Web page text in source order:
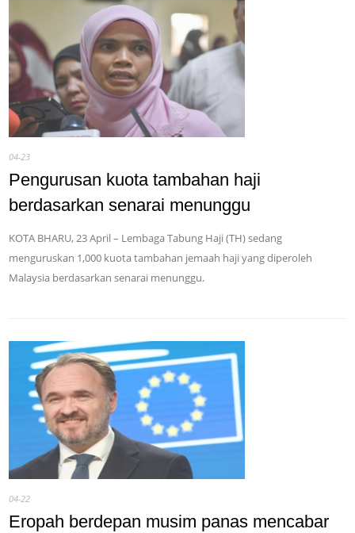
04-23
Pengurusan kuota tambahan haji
berdasarkan senarai menunggu
KOTA BHARU, 23 April – Lembaga Tabung Haji (TH) sedang
menguruskan 1,000 kuota tambahan jemaah haji yang diperoleh
Malaysia berdasarkan senarai menunggu.
04-22
Eropah berdepan musim panas mencabar